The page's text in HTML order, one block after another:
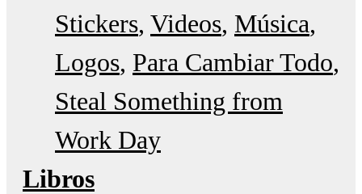
Stickers Videos Música
Logos Para Cambiar Todo
Steal Something from
Work Day
Libros